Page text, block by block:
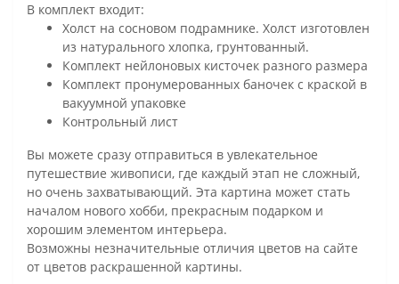
В комплект входит:
Холст на сосновом подрамнике. Холст изготовлен
из натурального хлопка, грунтованный.
Комплект нейлоновых кисточек разного размера
Комплект пронумерованных баночек с краской в
вакуумной упаковке
Контрольный лист
Вы можете сразу отправиться в увлекательное
путешествие живописи, где каждый этап не сложный,
но очень захватывающий. Эта картина может стать
началом нового хобби, прекрасным подарком и
хорошим элементом интерьера.
Возможны незначительные отличия цветов на сайте
от цветов раскрашенной картины.